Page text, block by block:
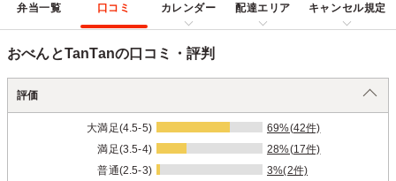
弁当一覧 口コミ カレンダー 配達エリア キャンセル規定
おべんとTanTanの口コミ・評判
評価
大満足(4.5-5)
69%(42件)
満足(3.5-4)
28%(17件)
普通(2.5-3)
3%(2件)